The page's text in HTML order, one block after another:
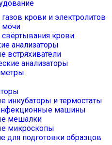
крови и электролитов
мочи
крови
анализаторы
встряхиватели
анализаторы
инкубаторы и термостаты
машины
мешалки
микроскопы
для подготовки образцов